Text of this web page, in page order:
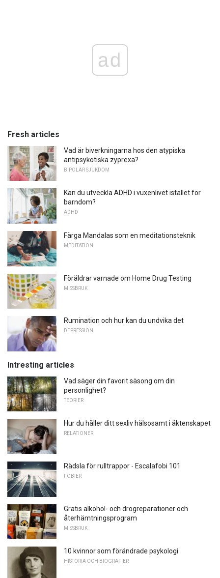
ad
Fresh articles
Vad är biverkningarna hos den atypiska
antipsykotiska zyprexa?
BIPOLÄR SJUKDOM
Kan du utveckla ADHD i vuxenlivet istället för
barndom?
ADHD
Färga Mandalas som en meditationsteknik
MEDITATION
Föräldrar varnade om Home Drug Testing
MISSBRUK
Rumination och hur kan du undvika det
DEPRESSION
Intresting articles
Vad säger din favorit säsong om din
personlighet?
TEORIER
Hur du håller ditt sexliv hälsosamt i äktenskapet
RELATIONER
Rädsla för rulltrappor - Escalafobi 101
FOBIER
Gratis alkohol- och drogreparationer och
återhämtningsprogram
MISSBRUK
10 kvinnor som förändrade psykologi
HISTORIA OCH BIOGRAFIER